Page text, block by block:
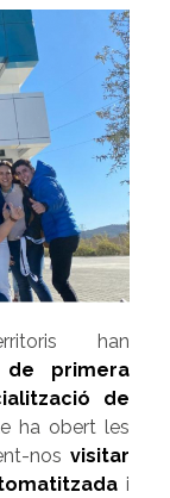
han
de primera
de
ha obert les
nosvisitar
i